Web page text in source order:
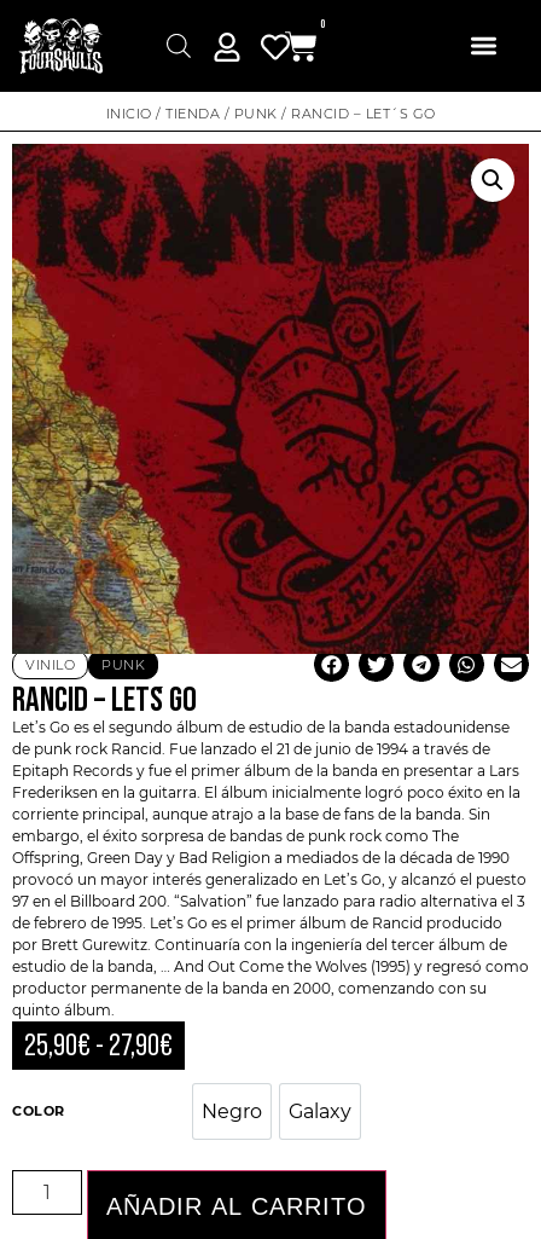
0
INICIO / TIENDA / PUNK / RANCID – LET´S GO
VINILO PUNK
RANCID – LET´S GO
Let’s Go es el segundo álbum de estudio de la banda estadounidense
de punk rock Rancid. Fue lanzado el 21 de junio de 1994 a través de
Epitaph Records y fue el primer álbum de la banda en presentar a Lars
Frederiksen en la guitarra. El álbum inicialmente logró poco éxito en la
corriente principal, aunque atrajo a la base de fans de la banda. Sin
embargo, el éxito sorpresa de bandas de punk rock como The
Offspring, Green Day y Bad Religion a mediados de la década de 1990
provocó un mayor interés generalizado en Let’s Go, y alcanzó el puesto
97 en el Billboard 200. “Salvation” fue lanzado para radio alternativa el 3
de febrero de 1995. Let’s Go es el primer álbum de Rancid producido
por Brett Gurewitz. Continuaría con la ingeniería del tercer álbum de
estudio de la banda, … And Out Come the Wolves (1995) y regresó como
productor permanente de la banda en 2000, comenzando con su
quinto álbum.
25,90€ - 27,90€
COLOR Negro
Negro Galaxy
Galaxy
AÑADIR AL CARRITO